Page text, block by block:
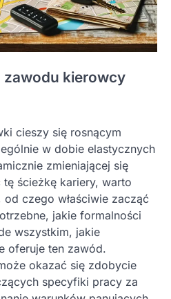
zawodu kierowcy
cieszy się rosnącym
w dobie elastycznych
zmieniającej się
ścieżkę kariery, warto
czego właściwie zacząć
jakie formalności
wszystkim, jakie
oferuje ten zawód.
okazać się zdobycie
specyfiki pracy za